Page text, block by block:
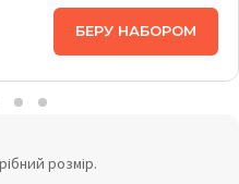
БЕРУ НАБОРОМ
розмір.